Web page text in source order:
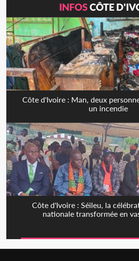
INFOSCÔTE
Côte d'Ivoire : Man, deux
un incendie
Côte d'Ivoire : Séileu, la
nationale transformée en